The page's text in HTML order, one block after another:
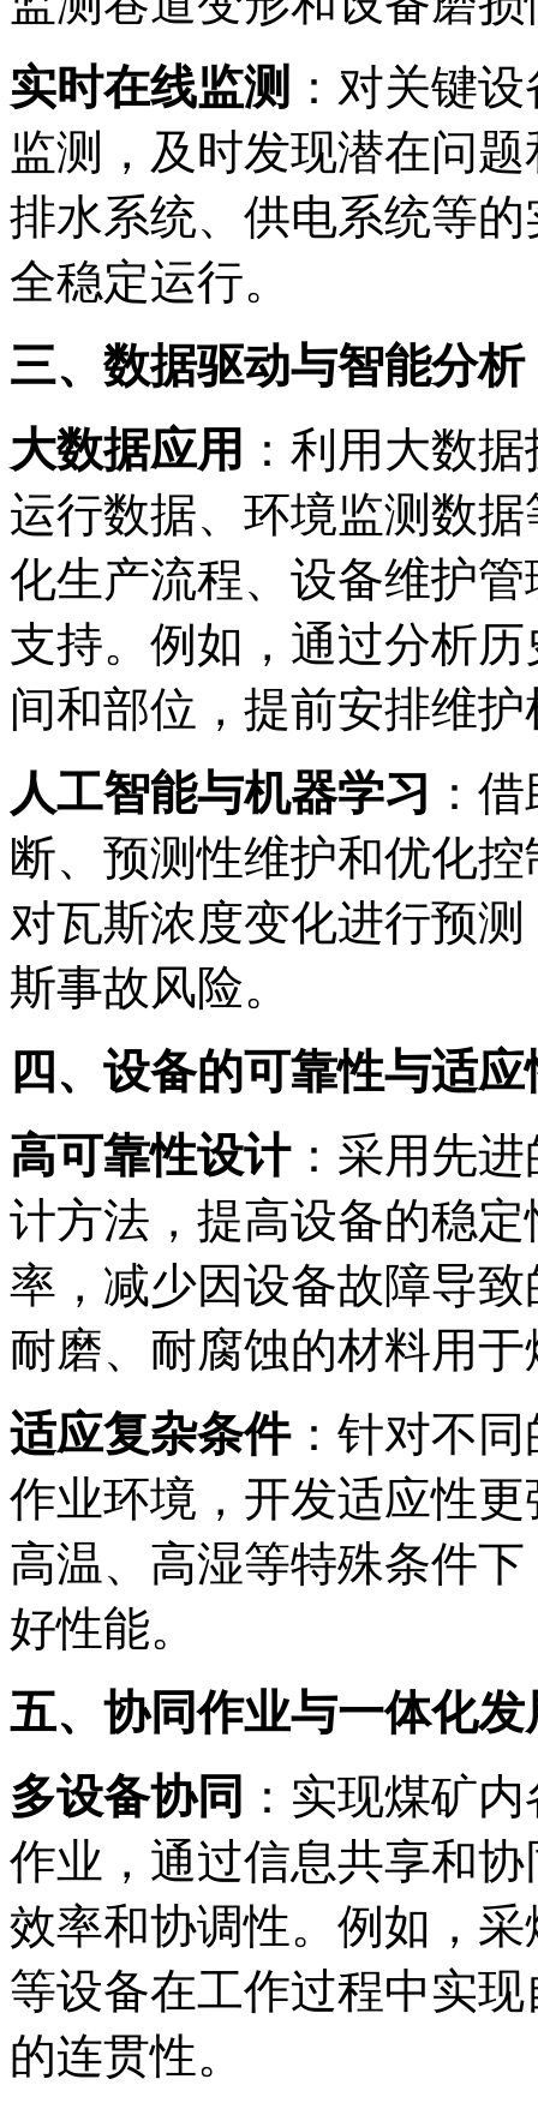
实时在线监测 ：对关键
监测，及时发现潜在问
排水系统、供电系统等
全稳定运行。
三、数据驱动与智能分析
大数据应用 ：利用大数
运行数据、环境监测数
化生产流程、设备维护
支持。例如，通过分析
间和部位，提前安排维护
人工智能与机器学习 ：
断、预测性维护和优化
对瓦斯浓度变化进行预
斯事故风险。
四、设备的可靠性与适
高可靠性设计：采用先
计方法，提高设备的稳
率，减少因设备故障导
耐磨、耐腐蚀的材料用
适应复杂条件：针对不
作业环境，开发适应性
高温、高湿等特殊条件
好性能。
五、协同作业与一体化发
多设备协同 ：实现煤矿
作业，通过信息共享和
效率和协调性。例如，
等设备在工作过程中实
的连贯性。